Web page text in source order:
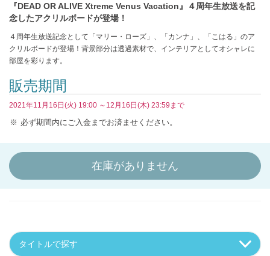
『DEAD OR ALIVE Xtreme Venus Vacation』４周年生放送を記
念したアクリルボードが登場！
４周年生放送記念として「マリー・ローズ」、「カンナ」、「こはる」のア
クリルボードが登場！背景部分は透過素材で、インテリアとしてオシャレに
部屋を彩ります。
販売期間
2021年11月16日(火) 19:00 ～12月16日(木) 23:59まで
必ず期間内にご入金までお済ませください。
在庫がありません
タイトルで探す